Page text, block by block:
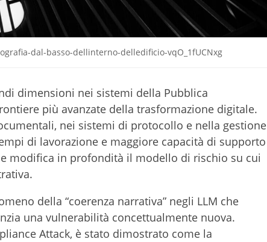
dal-basso-dellinterno-delledificio-vqO_1fUCNxg
dimensioni nei sistemi della Pubblica
più avanzate della trasformazione digitale.
nei sistemi di protocollo e nella gestione
di lavorazione e maggiore capacità di supporto
modifica in profondità il modello di rischio su cui
della “coerenza narrativa” negli LLM che
una vulnerabilità concettualmente nuova.
Attack, è stato dimostrato come la